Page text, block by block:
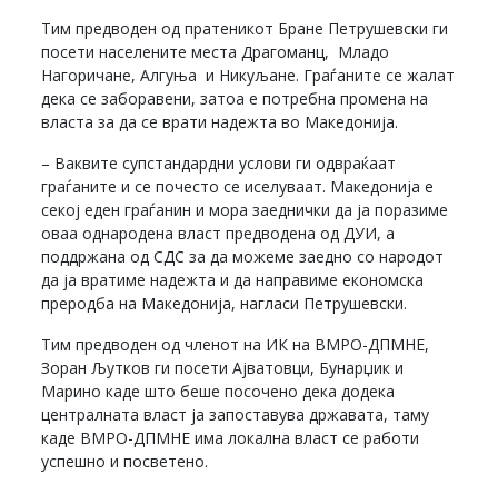
Тим предводен од пратеникот Бране Петрушевски ги
посети населените места Драгоманц, Младо
Нагоричане, Алгуња и Никуљане. Граѓаните се жалат
дека се заборавени, затоа е потребна промена на
власта за да се врати надежта во Македонија.
– Ваквите супстандардни услови ги одвраќаат
граѓаните и се почесто се иселуваат. Македонија е
секој еден граѓанин и мора заеднички да ја поразиме
оваа однародена власт предводена од ДУИ, а
поддржана од СДС за да можеме заедно со народот
да ја вратиме надежта и да направиме економска
преродба на Македонија, нагласи Петрушевски.
Тим предводен од членот на ИК на ВМРО-ДПМНЕ,
Зоран Љутков ги посети Aјватовци, Бунарџик и
Марино каде што беше посочено дека додека
централната власт ја запоставува државата, таму
каде ВМРО-ДПМНЕ има локална власт се работи
успешно и посветено.